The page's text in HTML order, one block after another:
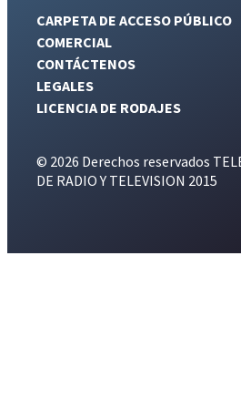
CARPETA DE ACCESO PÚBLICO
COMERCIAL
CONTÁCTENOS
LEGALES
LICENCIA DE RODAJES
© 2026 Derechos reservados
DE RADIO Y TELEVISION 2015